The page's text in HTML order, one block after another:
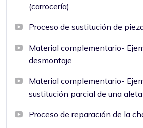
(carrocería)
Proceso de sustitución de
Material complementario-
desmontaje
Material complementario-
sustitución parcial de una
Proceso de reparación de la